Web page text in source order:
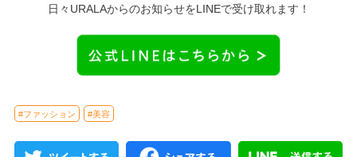
日々URALAからのお知らせをLINEで受け取れます！
#ファッション #美容